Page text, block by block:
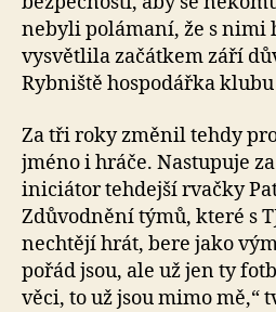
nebyli polámaní, že s nimi
vysvětlila začátkem září
Rybniště hospodářka
Za tři roky změnil tehdy
jméno i hráče. Nastupuje
iniciátor tehdejší rvačky
Zdůvodnění týmů, které s
nechtějí hrát, bere jako
pořád jsou, ale už jen ty
věci, to už jsou mimo mě,“